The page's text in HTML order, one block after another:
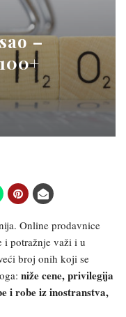
–
Online prodavnice
i potražnje važi i u
broj onih koji se
niže cene, privilegija
i robe iz inostranstva,